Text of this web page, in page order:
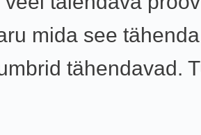
mida see
tähendavad.